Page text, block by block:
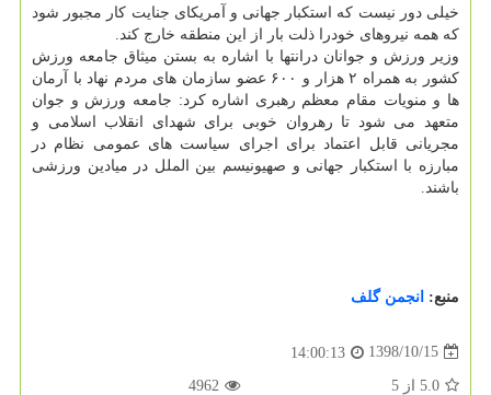
خیلی دور نیست كه استكبار جهانی و آمریكای جنایت كار مجبور شود
كه همه نیروهای خودرا ذلت بار از این منطقه خارج كند.
وزیر ورزش و جوانان درانتها با اشاره به بستن میثاق جامعه ورزش
كشور به همراه ۲ هزار و ۶۰۰ عضو سازمان های مردم نهاد با آرمان
ها و منویات مقام معظم رهبری اشاره كرد: جامعه ورزش و جوان
متعهد می شود تا رهروان خوبی برای شهدای انقلاب اسلامی و
مجریانی قابل اعتماد برای اجرای سیاست های عمومی نظام در
مبارزه با استكبار جهانی و صهیونیسم بین الملل در میادین ورزشی
باشند.
منبع: انجمن گلف
1398/10/15
14:00:13
5.0 از 5
4962